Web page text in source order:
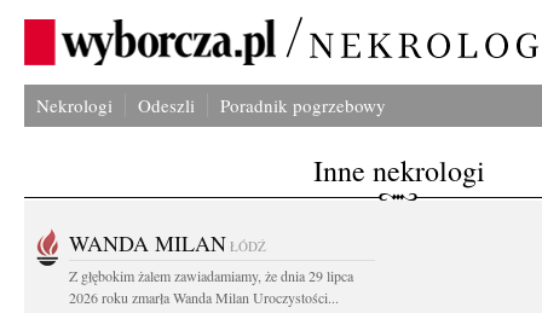
Nekrologi Odeszli Poradnik pogrzebowy
Inne nekrologi
WANDA MILAN ŁÓDŹ
Z głębokim żalem zawiadamiamy, że dnia 29 lipca
2026 roku zmarła Wanda Milan Uroczystości...